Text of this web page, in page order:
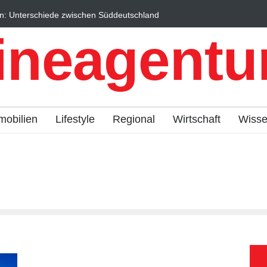
Unterschiede zwischen Süddeutschland
erklärt
Wintersportorte als
Qualitätstourismus
Lifestyle Regional Wirtschaft